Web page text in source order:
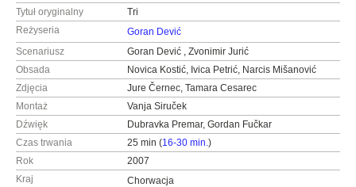
Tytuł oryginalny
Tri
Reżyseria
Goran Dević
Scenariusz
Goran Dević , Zvonimir Jurić
Obsada
Novica Kostić, Ivica Petrić, Narcis Mišanović
Zdjęcia
Jure Černec, Tamara Cesarec
Montaż
Vanja Siruček
Dźwięk
Dubravka Premar, Gordan Fučkar
Czas trwania
25 min (16-30 min.)
Rok
2007
Kraj
Chorwacja